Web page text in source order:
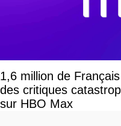
1,6 million de
des critiques
sur HBO Max